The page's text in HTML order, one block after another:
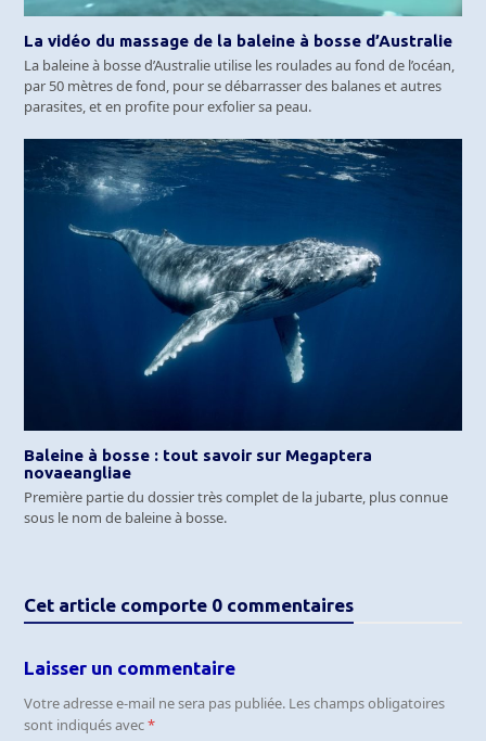
La vidéo du massage de la baleine à bosse d’Australie
La baleine à bosse d’Australie utilise les roulades au fond de l’océan,
par 50 mètres de fond, pour se débarrasser des balanes et autres
parasites, et en profite pour exfolier sa peau.
Baleine à bosse : tout savoir sur Megaptera
novaeangliae
Première partie du dossier très complet de la jubarte, plus connue
sous le nom de baleine à bosse.
Cet article comporte 0 commentaires
Laisser un commentaire
Votre adresse e-mail ne sera pas publiée. Les champs obligatoires
sont indiqués avec*